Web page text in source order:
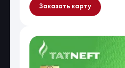
Заказать карту